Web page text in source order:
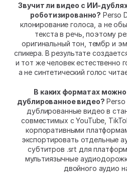
Звучит ли видео с ИИ-
роботизированно? Perso
клонирование голоса, а не
текста в речь, поэтому
оригинальный тон, тембр и
спикера. В результате
и тот же человек естественно
а не синтетический голос
В каких форматах
дублированное видео?
дублированные видео в
совместимых с YouTube,
корпоративными
экспортировать отдельные
субтитров .srt для
мультиязычные
двойного аудио